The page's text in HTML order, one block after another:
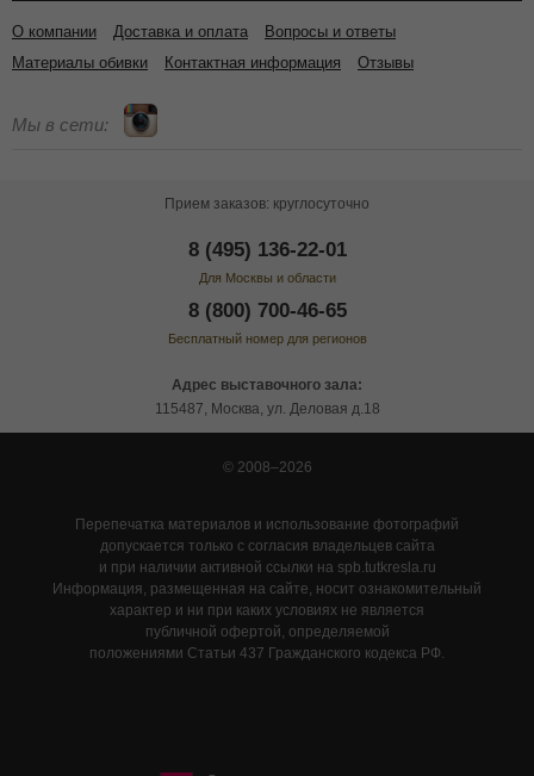
О компании Доставка и оплата
Вопросы и ответы
Материалы обивки
Контактная информация Отзывы
Мы в сети:
Прием заказов: круглосуточно
8 (495) 136-22-01
Для Москвы и области
8 (800) 700-46-65
Бесплатный номер для регионов
Адрес выставочного зала:
115487, Москва, ул. Деловая д.18
© 2008–2026
Перепечатка материалов и использование фотографий
допускается только с согласия владельцев сайта
и при наличии активной ссылки на spb.tutkresla.ru
Информация, размещенная на сайте, носит ознакомительный
характер и ни при каких условиях не является
публичной офертой, определяемой
положениями Статьи 437 Гражданского кодекса РФ.